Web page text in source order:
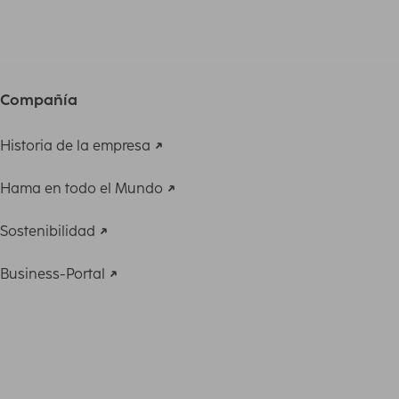
Compañía
Historia de la empresa
Hama en todo el Mundo
Sostenibilidad
Business-Portal